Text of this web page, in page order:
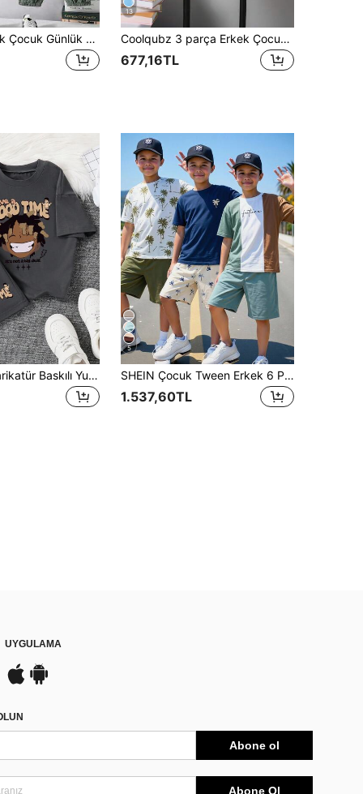
3 Parçalı Erkek Çocuk Günlük Rahat Spor Takımı: Yumuşak Kapüşonlu Yelek, Lastikli Bel Pantolon ve Tişört; Sonbahar, İlkbahar, Yaz, Günlük Kullanım, Dış Mekan, Okul, Sokak, Parti ve Boş Zaman İçin Uygundur.
13
Coolqubz 3 parça Erkek Çocuk Sevimli Ayı Baskılı Tişört, Kargo Şort ve Mini Askılı Çanta Seti, İlkbahar/Yaz
677,16TL
Tween Boy Karikatür Baskılı Yuvarlak Yaka Kısa Kollu Tişört ve Şort Takımı
5
SHEIN Çocuk Tween Erkek 6 Parça/Set İlkbahar Yaz Günlük Tatil Şirin Hindistan Cevizi Ağacı Renk Bloklu Yama Desenli Kısa Kollu Tişört Seti, Kısa Kollu Örme Üst ve Şort Çok Parçalı Set, Sonbahar İlkbahar, Dış Mekan Oyun, Okul, Sokak Stili, Parti ve Ev Keyfi İçin Uygun
1.537,60TL
UYGULAMA
Abone ol
Abone Ol